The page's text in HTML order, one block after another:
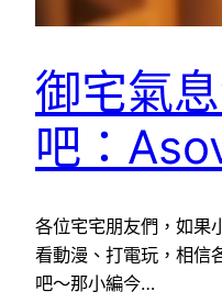
御宅氣
吧：
各位宅宅朋友們，如果
看動漫、打電玩，相信
吧～那小編今…